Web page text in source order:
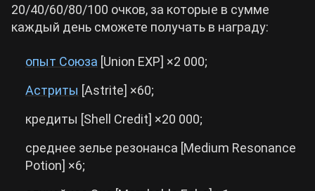
20/40/60/80/100 очков, за которые в сумме
каждый день сможете получать в награду:
опыт Союза [Union EXP] ×2 000;
Астриты [Astrite] ×60;
кредиты [Shell Credit] ×20 000;
среднее зелье резонанса [Medium Resonance
Potion] ×6;